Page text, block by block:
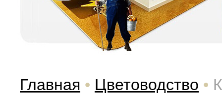
Главная • Цветоводство •